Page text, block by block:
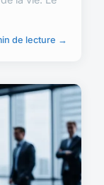
de lecture →